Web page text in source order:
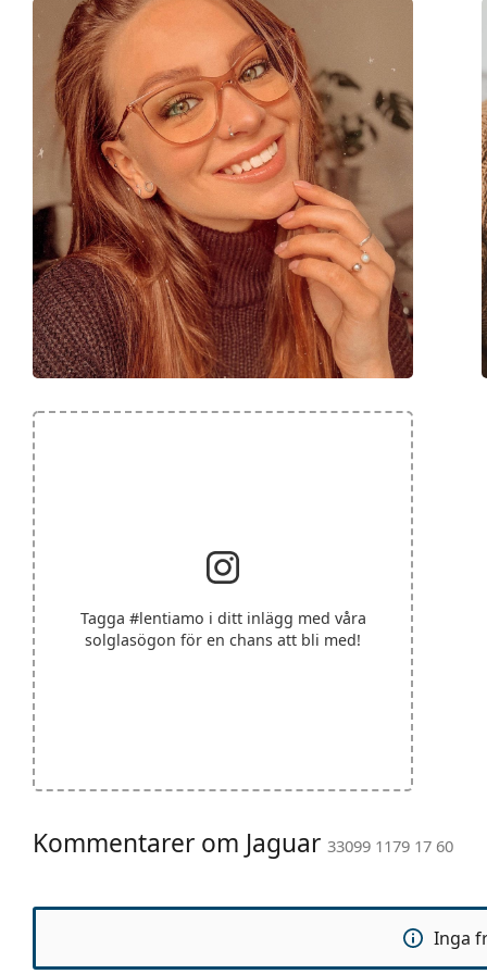
Tagga #lentiamo i ditt inlägg med våra
solglasögon för en chans att bli med!
Kommentarer om Jaguar 33099 1179 17 60
Inga